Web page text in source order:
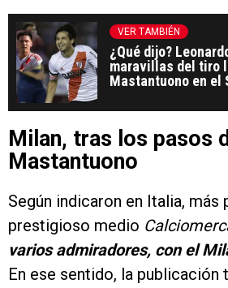
VER TAMBIÉN
¿Qué dijo?
maravillas del tiro
Mastantuono en el
Milan, tras los pasos
Mastantuono
Según indicaron en Italia, más
prestigioso medio
varios admiradores, con el
En ese sentido, la publicación